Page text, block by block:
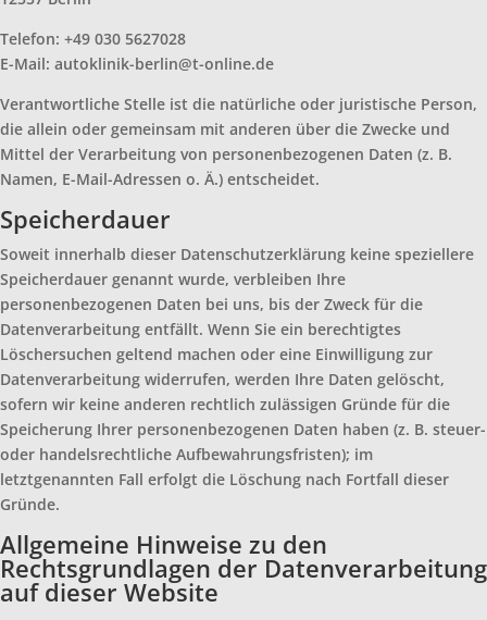
Telefon: +49 030 5627028
E-Mail: autoklinik-berlin@t-online.de
Verantwortliche Stelle ist die natürliche oder juristische Person,
die allein oder gemeinsam mit anderen über die Zwecke und
Mittel der Verarbeitung von personenbezogenen Daten (z. B.
Namen, E-Mail-Adressen o. Ä.) entscheidet.
Speicherdauer
Soweit innerhalb dieser Datenschutzerklärung keine speziellere
Speicherdauer genannt wurde, verbleiben Ihre
personenbezogenen Daten bei uns, bis der Zweck für die
Datenverarbeitung entfällt. Wenn Sie ein berechtigtes
Löschersuchen geltend machen oder eine Einwilligung zur
Datenverarbeitung widerrufen, werden Ihre Daten gelöscht,
sofern wir keine anderen rechtlich zulässigen Gründe für die
Speicherung Ihrer personenbezogenen Daten haben (z. B. steuer-
oder handelsrechtliche Aufbewahrungsfristen); im
letztgenannten Fall erfolgt die Löschung nach Fortfall dieser
Gründe.
Allgemeine Hinweise zu den
Rechtsgrundlagen der Datenverarbeitung
auf dieser Website